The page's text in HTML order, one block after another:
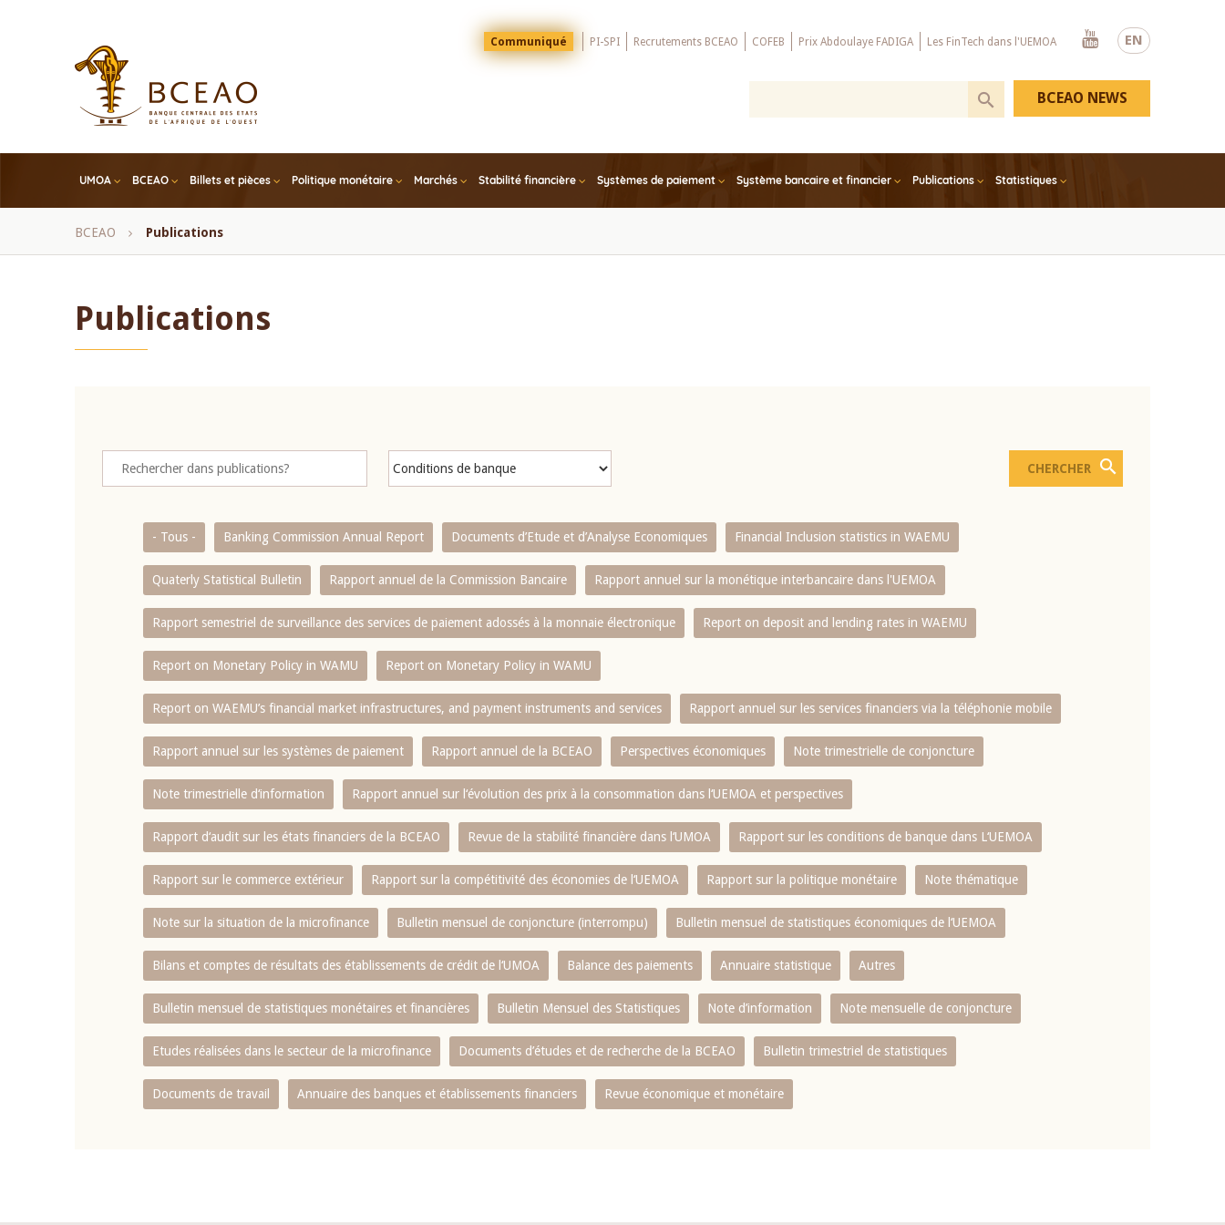
EN
Menu
Top
Communiqué PI-SPI Recrutements BCEAO COFEB Prix Abdoulaye FADIGA Les FinTech dans l'UEMOA
Youtube
UMOA BCEAO Billets et pièces Politique monétaire Marchés Stabilité financière Systèmes de paiement Système bancaire et financier Publications Statistiques
BCEAO NEWS
Fil
BCEAO Publications
Publications
- Tous - Banking Commission Annual Report Documents d’Etude et d’Analyse Economiques Financial Inclusion statistics in WAEMU
Quaterly Statistical Bulletin Rapport annuel de la Commission Bancaire Rapport annuel sur la monétique interbancaire dans l'UEMOA
Rapport semestriel de surveillance des services de paiement adossés à la monnaie électronique Report on deposit and lending rates in WAEMU
Report on Monetary Policy in WAMU Report on Monetary Policy in WAMU
Report on WAEMU’s financial market infrastructures, and payment instruments and services Rapport annuel sur les services financiers via la téléphonie mobile
Rapport annuel sur les systèmes de paiement Rapport annuel de la BCEAO Perspectives économiques Note trimestrielle de conjoncture
Note trimestrielle d‘information Rapport annuel sur l‘évolution des prix à la consommation dans l‘UEMOA et perspectives
Rapport d‘audit sur les états financiers de la BCEAO Revue de la stabilité financière dans l‘UMOA Rapport sur les conditions de banque dans L‘UEMOA
Rapport sur le commerce extérieur Rapport sur la compétitivité des économies de l‘UEMOA Rapport sur la politique monétaire Note thématique
Note sur la situation de la microfinance Bulletin mensuel de conjoncture (interrompu) Bulletin mensuel de statistiques économiques de l‘UEMOA
Bilans et comptes de résultats des établissements de crédit de l‘UMOA Balance des paiements Annuaire statistique Autres
Bulletin mensuel de statistiques monétaires et financières Bulletin Mensuel des Statistiques Note d’information Note mensuelle de conjoncture
Etudes réalisées dans le secteur de la microfinance Documents d’études et de recherche de la BCEAO Bulletin trimestriel de statistiques
Documents de travail Annuaire des banques et établissements financiers Revue économique et monétaire